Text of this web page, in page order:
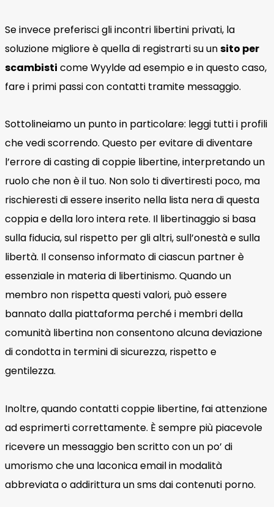
Se invece preferisci gli incontri libertini privati, la
soluzione migliore è quella di registrarti su unsito per
scambisti come Wyylde ad esempio e in questo caso,
fare i primi passi con contatti tramite messaggio.
Sottolineiamo un punto in particolare: leggi tutti i profili
che vedi scorrendo. Questo per evitare di diventare
l’errore di casting di coppie libertine, interpretando un
ruolo che non è il tuo. Non solo ti divertiresti poco, ma
rischieresti di essere inserito nella lista nera di questa
coppia e della loro intera rete. Il libertinaggio si basa
sulla fiducia, sul rispetto per gli altri, sull’onestà e sulla
libertà. Il consenso informato di ciascun partner è
essenziale in materia di libertinismo. Quando un
membro non rispetta questi valori, può essere
bannato dalla piattaforma perché i membri della
comunità libertina non consentono alcuna deviazione
di condotta in termini di sicurezza, rispetto e
gentilezza.
Inoltre, quando contatti coppie libertine, fai attenzione
ad esprimerti correttamente. È sempre più piacevole
ricevere un messaggio ben scritto con un po’ di
umorismo che una laconica email in modalità
abbreviata o addirittura un sms dai contenuti porno.